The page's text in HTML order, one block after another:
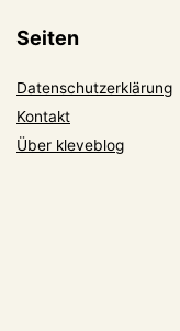
Seiten
Datenschutzerklärung
Kontakt
Über kleveblog